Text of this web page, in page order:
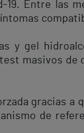
Entre las
y gel
masivos
gracias
de